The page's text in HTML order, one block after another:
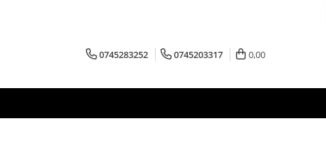
0745283252 0745203317 0,00